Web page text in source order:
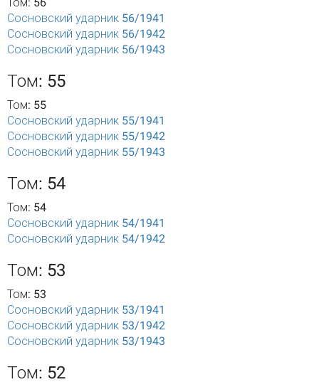
Сосновский ударник 56/1941
Сосновский ударник 56/1942
Сосновский ударник 56/1943
Том: 55
Том: 55
Сосновский ударник 55/1941
Сосновский ударник 55/1942
Сосновский ударник 55/1943
Том: 54
Том: 54
Сосновский ударник 54/1941
Сосновский ударник 54/1942
Том: 53
Том: 53
Сосновский ударник 53/1941
Сосновский ударник 53/1942
Сосновский ударник 53/1943
Том: 52